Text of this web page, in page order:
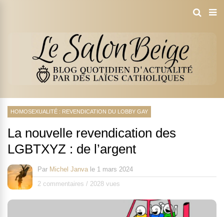
HOMOSEXUALITÉ : REVENDICATION DU LOBBY GAY
La nouvelle revendication des
LGBTXYZ : de l’argent
Par Michel Janva le 1 mars 2024
2 commentaires / 2028 vues